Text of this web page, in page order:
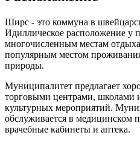
Ширс - это коммуна в
Идиллическое расположение у
многочисленным местам
популярным местом
природы.
Муниципалитет предлагает
торговыми центрами, школами
культурных мероприятий.
обслуживается в медицинском
врачебные кабинеты и аптека.